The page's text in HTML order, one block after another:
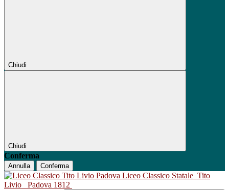
Chiudi
Chiudi
Conferma
Annulla Conferma
Liceo Classico Statale Tito
Livio
Padova 1812